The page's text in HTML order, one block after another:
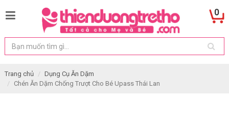
0
Trang chủ
Dụng Cụ Ăn Dặm
Chén Ăn Dặm Chống Trượt Cho Bé Upass Thái Lan